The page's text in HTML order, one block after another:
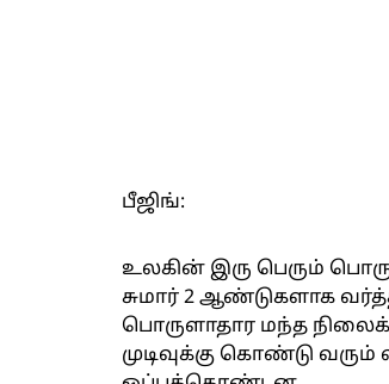
பீஜிங்:
உலகின் இரு பெரும்
சுமார் 2 ஆண்டுகளாக
பொருளாதார மந்த
முடிவுக்கு கொண்டு